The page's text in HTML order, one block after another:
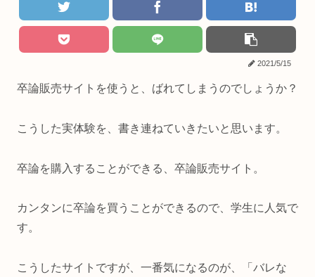
2021/5/15
卒論販売サイトを使うと、ばれてしまうのでしょうか？
こうした実体験を、書き連ねていきたいと思います。
卒論を購入することができる、卒論販売サイト。
カンタンに卒論を買うことができるので、学生に人気で
す。
こうしたサイトですが、一番気になるのが、「バレな